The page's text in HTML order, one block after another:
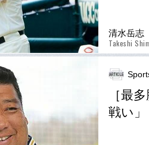
清水岳志
Takeshi
［最
戦い」